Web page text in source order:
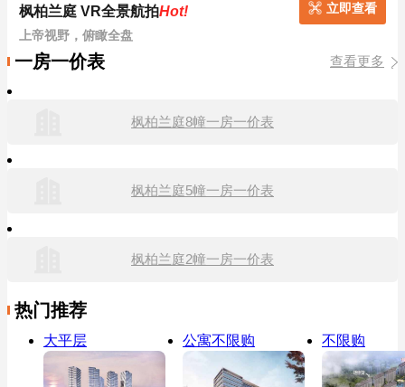
枫柏兰庭 VR全景航拍Hot!
上帝视野，俯瞰全盘
立即查看
一房一价表 查看更多
枫柏兰庭8幢一房一价表
枫柏兰庭5幢一房一价表
枫柏兰庭2幢一房一价表
热门推荐
大平层 公寓不限购 不限购